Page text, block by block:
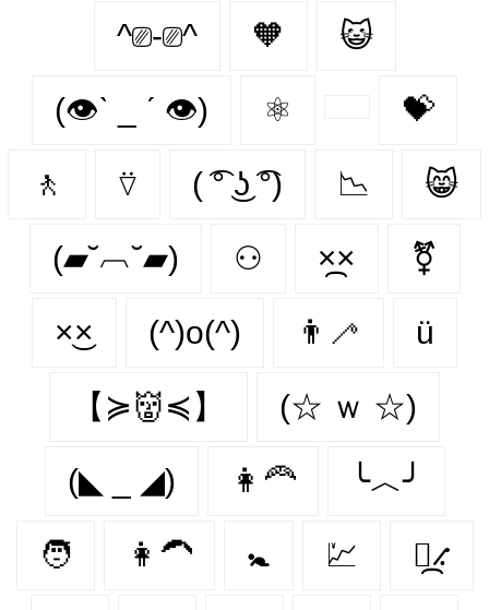
^⎚-⎚^ 🧡 😺
(👁ˋ _ ˊ 👁) ⚛ 💝
🚶‍ ⍢ ( ͡° ͜ʖ ͡°) 📉 😸
(▰˘︹˘▰) ⚇ ×᷼× ⚧
×͜× (^)o(^) 👨‍🦯‍ ü
【≽👹≼】 (☆ ｗ ☆)
(◣ _ ◢) 👩‍🦰 ╰︿╯
🧑 👩‍🦱 🚼 💹 ⳻᷼⳺